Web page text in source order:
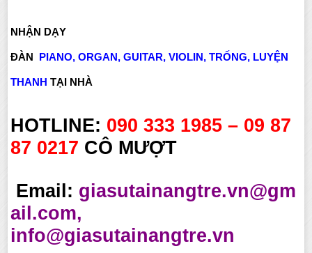
NHẬN DẠY
ĐÀN PIANO,ORGAN,GUITAR,VIOLIN,TRỐNG, LUYỆN
THANH TẠI NHÀ
HOTLINE: 090 333 1985 – 09 87
87 0217 CÔ MƯỢT
Email: giasutainangtre.vn@gm
ail.com,
info@giasutainangtre.vn